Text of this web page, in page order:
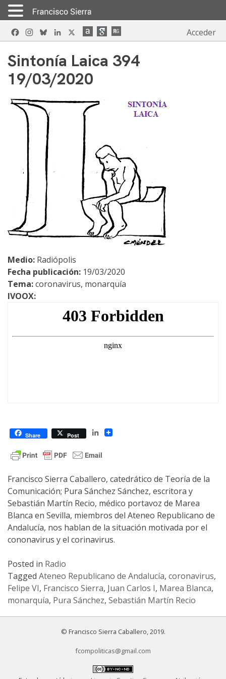
Skip
to
FacebookInstagram
BlueskyLinkedIn Acceder
Sintonía Laica 394
19/03/2020
Medio: Radiópolis
Fecha publicación: 19/03/2020
Tema:coronavirus, monarquía
IVOOX:
Share Post LinkedIn
Francisco Sierra Caballero, catedrático de Teoría de la
Comunicación; Pura Sánchez Sánchez, escritora y
Sebastián Martín Recio, médico portavoz de Marea
Blanca en Sevilla, miembros del Ateneo Republicano de
Andalucía, nos hablan de la situación motivada por el
cononavirus y el corinavirus.
Posted in Radio
Tagged Ateneo Republicano de Andalucía, coronavirus,
Felipe VI, Francisco Sierra, Juan Carlos I, Marea Blanca,
monarquía, Pura Sánchez, Sebastián Martín Recio
© Francisco Sierra Caballero, 2019.
fcompoliticas@gmail.com